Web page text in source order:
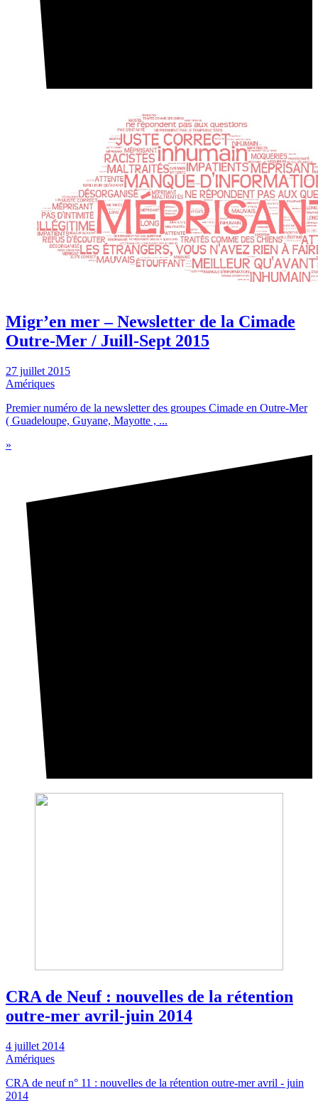
Migr’en mer – Newsletter de la Cimade
Outre-Mer / Juill-Sept 2015
27 juillet 2015
Amériques
Premier numéro de la newsletter des groupes Cimade en Outre-Mer
( Guadeloupe, Guyane, Mayotte , ...
»
CRA de Neuf : nouvelles de la rétention
outre-mer avril-juin 2014
4 juillet 2014
Amériques
CRA de neuf n° 11 : nouvelles de la rétention outre-mer avril - juin
2014